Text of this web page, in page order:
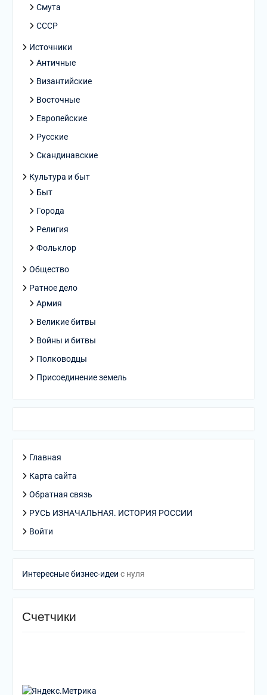
Смута
СССР
Источники
Античные
Византийские
Восточные
Европейские
Русские
Скандинавские
Культура и быт
Быт
Города
Религия
Фольклор
Общество
Ратное дело
Армия
Великие битвы
Войны и битвы
Полководцы
Присоединение земель
Главная
Карта сайта
Обратная связь
РУСЬ ИЗНАЧАЛЬНАЯ. ИСТОРИЯ РОССИИ
Войти
Интересные бизнес-идеи с нуля
Счетчики